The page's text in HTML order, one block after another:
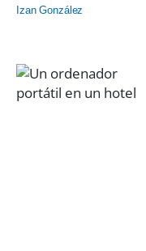
Izan González